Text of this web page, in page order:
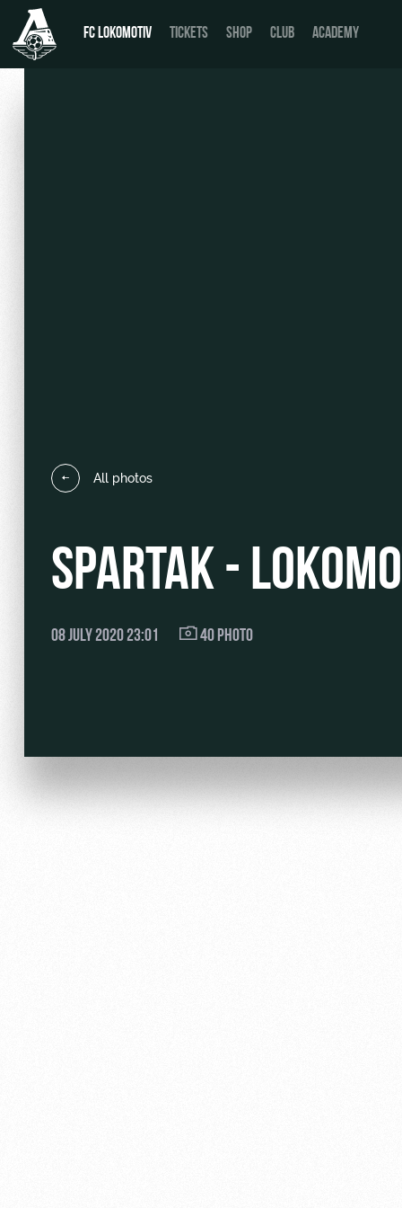
FC LOKOMOTIV TICKETS SHOP CLUB ACADEMY
Локо-Лето Банковская карта
Wallpapers
All photos
SPARTAK -
08 JULY 2020 23:01 40 PHOTO